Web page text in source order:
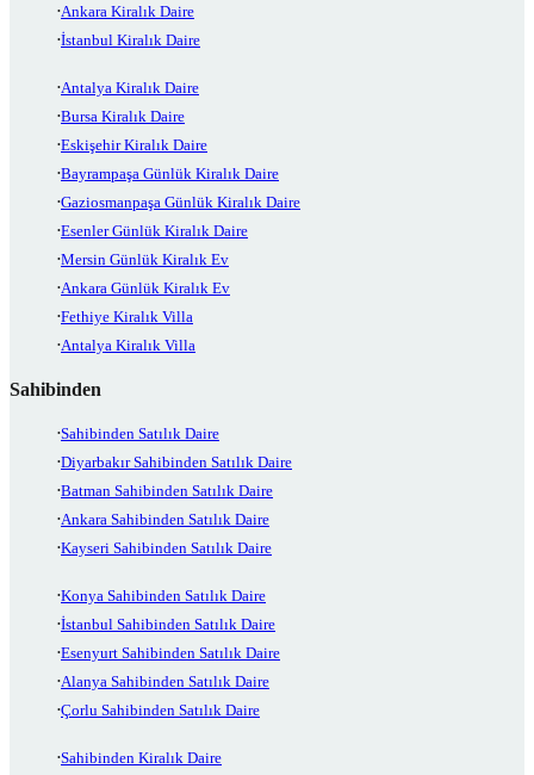
Ankara Kiralık Daire
İstanbul Kiralık Daire
Antalya Kiralık Daire
Bursa Kiralık Daire
Eskişehir Kiralık Daire
Bayrampaşa Günlük Kiralık Daire
Gaziosmanpaşa Günlük Kiralık Daire
Esenler Günlük Kiralık Daire
Mersin Günlük Kiralık Ev
Ankara Günlük Kiralık Ev
Fethiye Kiralık Villa
Antalya Kiralık Villa
Sahibinden
Sahibinden Satılık Daire
Diyarbakır Sahibinden Satılık Daire
Batman Sahibinden Satılık Daire
Ankara Sahibinden Satılık Daire
Kayseri Sahibinden Satılık Daire
Konya Sahibinden Satılık Daire
İstanbul Sahibinden Satılık Daire
Esenyurt Sahibinden Satılık Daire
Alanya Sahibinden Satılık Daire
Çorlu Sahibinden Satılık Daire
Sahibinden Kiralık Daire